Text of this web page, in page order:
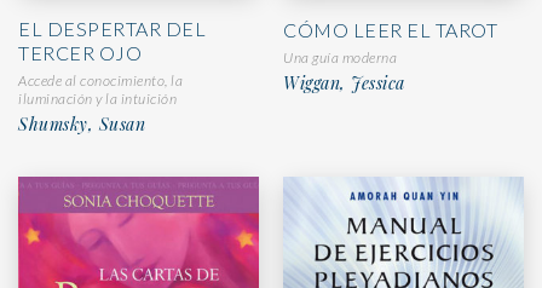
EL DESPERTAR DEL
TERCER OJO
Accede al conocimiento, la
iluminación y la intuición
Shumsky, Susan
CÓMO LEER EL TAROT
Una guía moderna
Wiggan, Jessica